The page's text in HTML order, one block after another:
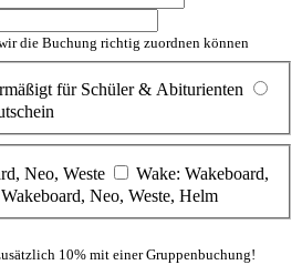
die Buchung richtig zuordnen können
für Schüler & Abiturienten
Neo, Weste
Wake: Wakeboard,
Neo, Weste, Helm
10% mit einer Gruppenbuchung!